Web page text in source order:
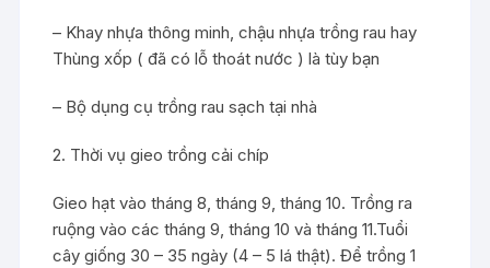
– Khay nhựa thông minh, chậu nhựa trồng rau hay
Thùng xốp ( đã có lỗ thoát nước ) là tùy bạn
– Bộ dụng cụ trồng rau sạch tại nhà
2. Thời vụ gieo trồng cải chíp
Gieo hạt vào tháng 8, tháng 9, tháng 10. Trồng ra
ruộng vào các tháng 9, tháng 10 và tháng 11.Tuổi
cây giống 30 – 35 ngày (4 – 5 lá thật). Để trồng 1